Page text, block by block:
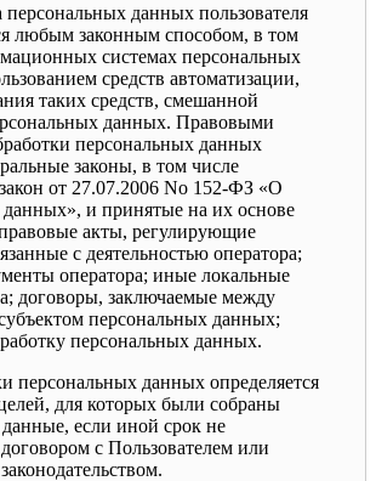
персональных данных пользователя
любым законным способом, в том
системах персональных
средств автоматизации,
таких средств, смешанной
данных. Правовыми
персональных данных
законы, в том числе
от 27.07.2006 No 152-ФЗ «О
и принятые на их основе
акты, регулирующие
с деятельностью оператора;
оператора; иные локальные
договоры, заключаемые между
персональных данных;
персональных данных.
персональных данных определяется
для которых были собраны
если иной срок не
с Пользователем или